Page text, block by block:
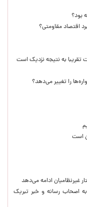
بود؟
اقتصاد مقاومتی؟
تقریبا به نتیجه نزدیک است
را تغییر می‌دهد؟
است
غیرنظامیان ادامه می‌دهد
اصحاب رسانه و خبر تبریک